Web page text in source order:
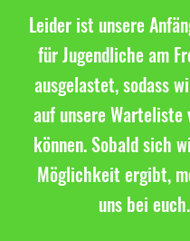
Leider ist unsere
für Jugendliche am
ausgelastet, sodass
auf unsere Warteliste
können. Sobald sich
Möglichkeit ergibt,
uns bei euch.